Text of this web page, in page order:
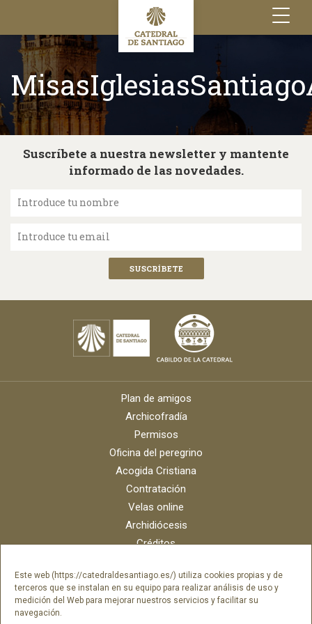
Este web (https://catedraldesantiago.es/) utiliza cookies propias y de
terceros que se instalan en su equipo para realizar análisis de uso y
medición del Web para mejorar nuestros servicios y facilitar su
navegación.
Toggle
navigation
Suscríbete a nuestra newsletter y mantente
informado de las novedades.
Introduce tu nombre
Introduce tu email
Plan de amigos
Archicofradía
Permisos
Oficina del peregrino
Acogida Cristiana
Contratación
Velas online
Archidiócesis
Créditos
Contacto
Portal del empleado SAMI Catedral